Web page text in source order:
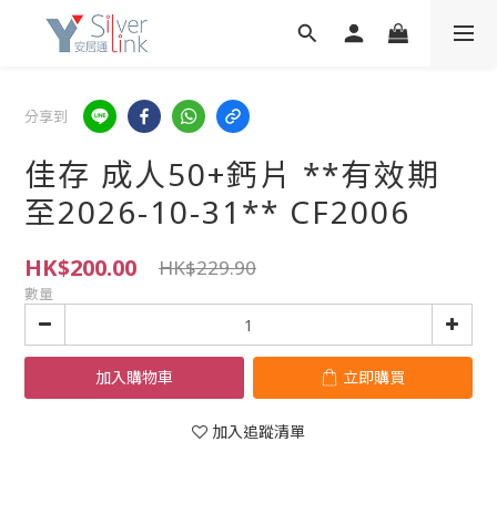
分享到
佳存 成人50+鈣片 **有效期
至2026-10-31** CF2006
HK$200.00 HK$229.90
數量
加入購物車 立即購買
加入追蹤清單